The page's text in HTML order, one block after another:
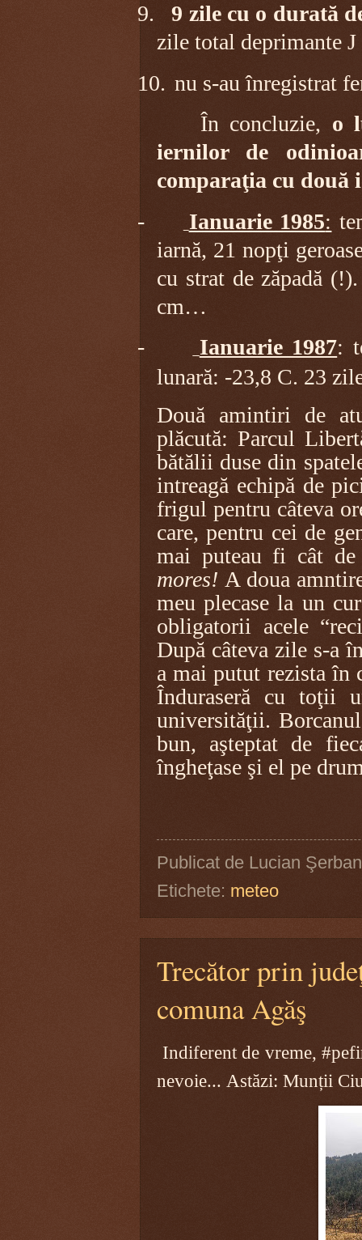
9.
9 zile cu o durată
zile total deprimante J
10. nu s-au înregistrat
În concluzie, o
iernilor de
comparaţia cu două
-
Ianuarie 1985:
iarnă, 21 nopţi
cu strat de zăpadă
cm…
-
Ianuarie 1987:
lunară: -23,8 C. 23
Două amintiri de
plăcută: Parcul
bătălii duse din
intreagă echipă de
frigul pentru câteva
care, pentru cei de
mai puteau fi cât
mores! A doua
meu plecase la un
obligatorii acele
După câteva zile s-a
a mai putut rezista în
Înduraseră cu toţii
universităţii.
bun, aşteptat de
îngheţase şi el pe
Publicat de Lucian Şerban
Etichete: meteo
Trecător prin
comuna Agăş
Indiferent de vreme,
nevoie... Astăzi: Munții